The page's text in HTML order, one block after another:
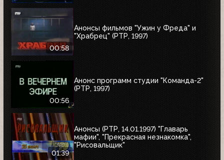
00:58
Анонсы фильмов "Ужин у Фреда" и
"Храбрец" (РТР, 1997)
00:56
Анонс программ студии "Команда-2"
(РТР, 1997)
01:39
Анонсы (РТР, 14.01.1997) "Главарь
мафии", "Прекрасная незнакомка",
"Рисовальщик"